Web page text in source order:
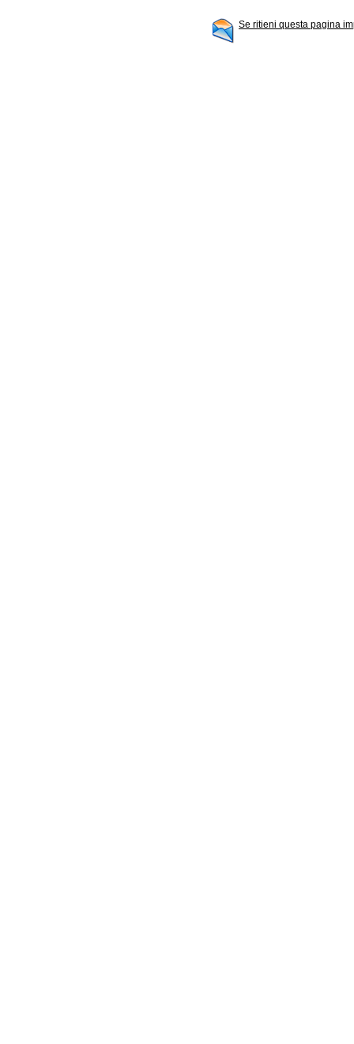
Se ritieni questa pagina